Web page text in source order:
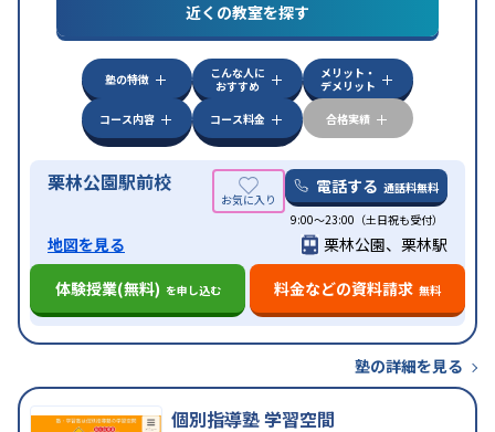
特徴
中高一貫校生に対応授業の振替可能
オンライン対応1科目から受講可能季節講習の
みの受講可
自習室あり
近くの教室を探す
塾の特徴
こんな人に
おすすめ
メリット・
デメリット
コース内容
コース料金 合格実績
栗林公園駅前校 電話する 通話料無料
9:00～23:00（土日祝も受付）
地図を見る
栗林公園、栗林駅
体験授業(無料) を申し込む 料金などの資料請求 無料
塾の詳細を見る
個別指導塾 学習空間